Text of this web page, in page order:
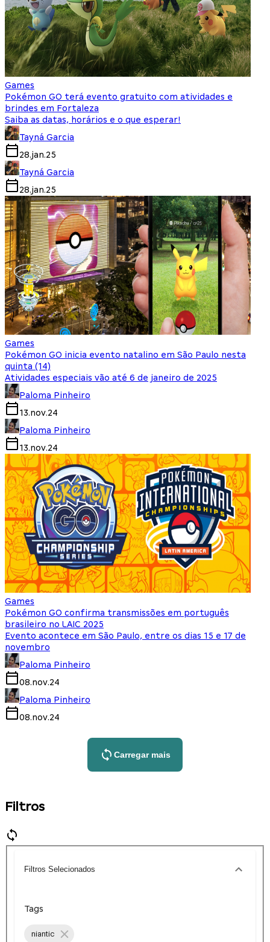
Games
Pokémon GO terá evento gratuito com atividades e
brindes em Fortaleza
Saiba as datas, horários e o que esperar!
Tayná Garcia
28.jan.25
Tayná Garcia
28.jan.25
Games
Pokémon GO inicia evento natalino em São Paulo nesta
quinta (14)
Atividades especiais vão até 6 de janeiro de 2025
Paloma Pinheiro
13.nov.24
Paloma Pinheiro
13.nov.24
Games
Pokémon GO confirma transmissões em português
brasileiro no LAIC 2025
Evento acontece em São Paulo, entre os dias 15 e 17 de
novembro
Paloma Pinheiro
08.nov.24
Paloma Pinheiro
08.nov.24
Carregar mais
Filtros
Filtros Selecionados
Tags
niantic